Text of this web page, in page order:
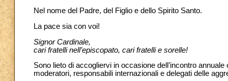
Nel nome del Padre, del Figlio e dello Spirito Santo.
La pace sia con voi!
Signor Cardinale,
cari fratelli nell’episcopato, cari fratelli e sorelle!
Sono lieto di accogliervi in occasione dell’incontro
moderatori, responsabili internazionali e delegati delle